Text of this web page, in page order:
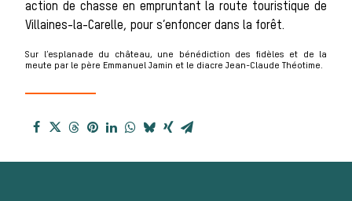
chasse à
courre
Patrimoine
action de chasse en empruntant la route touristique de
Villaines-la-Carelle, pour s’enfoncer dans la forêt.
Sur l’esplanade du château, une bénédiction des fidèles et de la
meute par le père Emmanuel Jamin et le diacre Jean-Claude Théotime.